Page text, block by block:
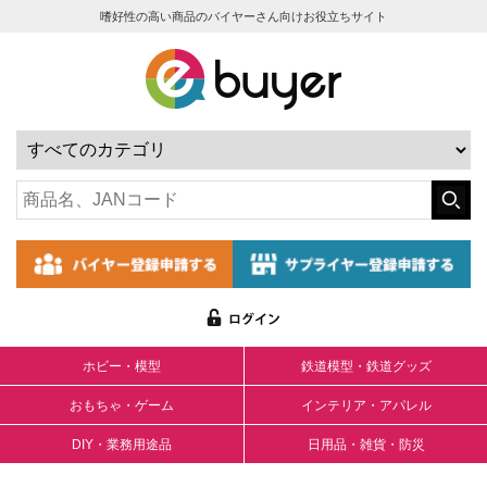
嗜好性の高い商品のバイヤーさん向けお役立ちサイト
ホビー・模型 鉄道模型・鉄道グッズ
おもちゃ・ゲーム インテリア・アパレル
DIY・業務用途品 日用品・雑貨・防災